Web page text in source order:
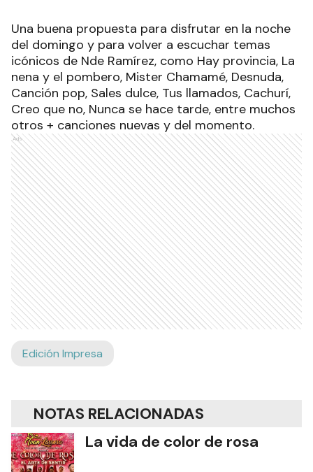
Una buena propuesta para disfrutar en la noche
del domingo y para volver a escuchar temas
icónicos de Nde Ramírez, como Hay provincia, La
nena y el pombero, Mister Chamamé, Desnuda,
Canción pop, Sales dulce, Tus llamados, Cachurí,
Creo que no, Nunca se hace tarde, entre muchos
otros + canciones nuevas y del momento.
Ads
Edición Impresa
NOTAS RELACIONADAS
La vida de color de rosa